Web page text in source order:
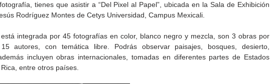
tienes que asistir a “Del Pixel al Papel”, ubicada en la Sala de Exhibición
Rodríguez Montes de Cetys Universidad, Campus Mexicali.
integrada por 45 fotografías en color, blanco negro y mezcla, son 3 obras por
autores, con temática libre. Podrás observar paisajes, bosques, desierto,
incluyen obras internacionales, tomadas en diferentes partes de Estados
entre otros países.
abre la
de alto impacto
Celebran el mes del amor
en la Casa de la Cultura
Progreso con micrófono
abierto
"Me llamo Cosmo", una
puesta en escena